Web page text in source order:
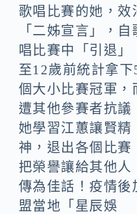
歌唱比賽的她，效
「二姊宣言」，自
唱比賽中「引退」
至12歲前統計拿下
個大小比賽冠軍，
遭其他參賽者抗議
她學習江蕙讓賢精
神，退出各個比賽
把榮譽讓給其他人
傳為佳話！疫情後
盟當地「星辰娛